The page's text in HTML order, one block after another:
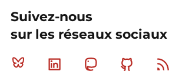
Suivez-nous
sur les réseaux sociaux
Bluesky Linkedin MastodonGithub